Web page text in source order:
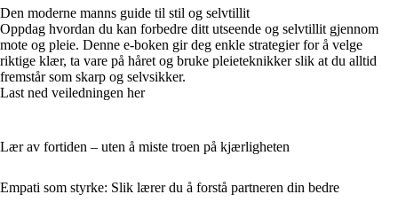
Den moderne manns guide til stil og selvtillit
Oppdag hvordan du kan forbedre ditt utseende og selvtillit gjennom
mote og pleie. Denne e-boken gir deg enkle strategier for å velge
riktige klær, ta vare på håret og bruke pleieteknikker slik at du alltid
fremstår som skarp og selvsikker.
Last ned veiledningen her
Lær av fortiden – uten å miste troen på kjærligheten
Empati som styrke: Slik lærer du å forstå partneren din bedre